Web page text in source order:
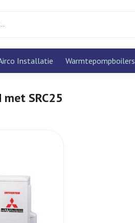
Installatie Warmtepompboilers
SRC25